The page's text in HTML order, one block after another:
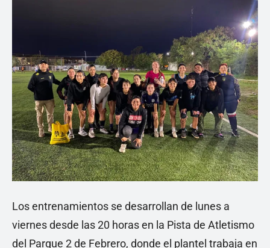
Los entrenamientos se desarrollan de lunes a
viernes desde las 20 horas en la Pista de Atletismo
del Parque 2 de Febrero, donde el plantel trabaja en